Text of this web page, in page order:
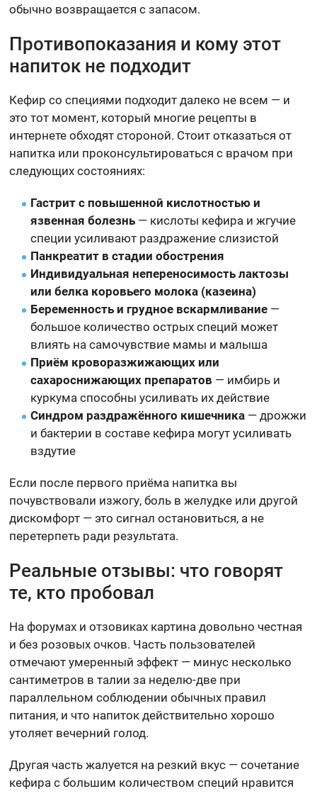
обычно возвращается с запасом.
Противопоказания и кому этот
напиток не подходит
Кефир со специями подходит далеко не всем — и
это тот момент, который многие рецепты в
интернете обходят стороной. Стоит отказаться от
напитка или проконсультироваться с врачом при
следующих состояниях:
Гастрит с повышенной кислотностью и
язвенная болезнь — кислоты кефира и жгучие
специи усиливают раздражение слизистой
Панкреатит в стадии обострения
Индивидуальная непереносимость лактозы
или белка коровьего молока (казеина)
Беременность и грудное вскармливание —
большое количество острых специй может
влиять на самочувствие мамы и малыша
Приём кроворазжижающих или
сахароснижающих препаратов — имбирь и
куркума способны усиливать их действие
Синдром раздражённого кишечника — дрожжи
и бактерии в составе кефира могут усиливать
вздутие
Если после первого приёма напитка вы
почувствовали изжогу, боль в желудке или другой
дискомфорт — это сигнал остановиться, а не
перетерпеть ради результата.
Реальные отзывы: что говорят
те, кто пробовал
На форумах и отзовиках картина довольно честная
и без розовых очков. Часть пользователей
отмечают умеренный эффект — минус несколько
сантиметров в талии за неделю-две при
параллельном соблюдении обычных правил
питания, и что напиток действительно хорошо
утоляет вечерний голод.
Другая часть жалуется на резкий вкус — сочетание
кефира с большим количеством специй нравится